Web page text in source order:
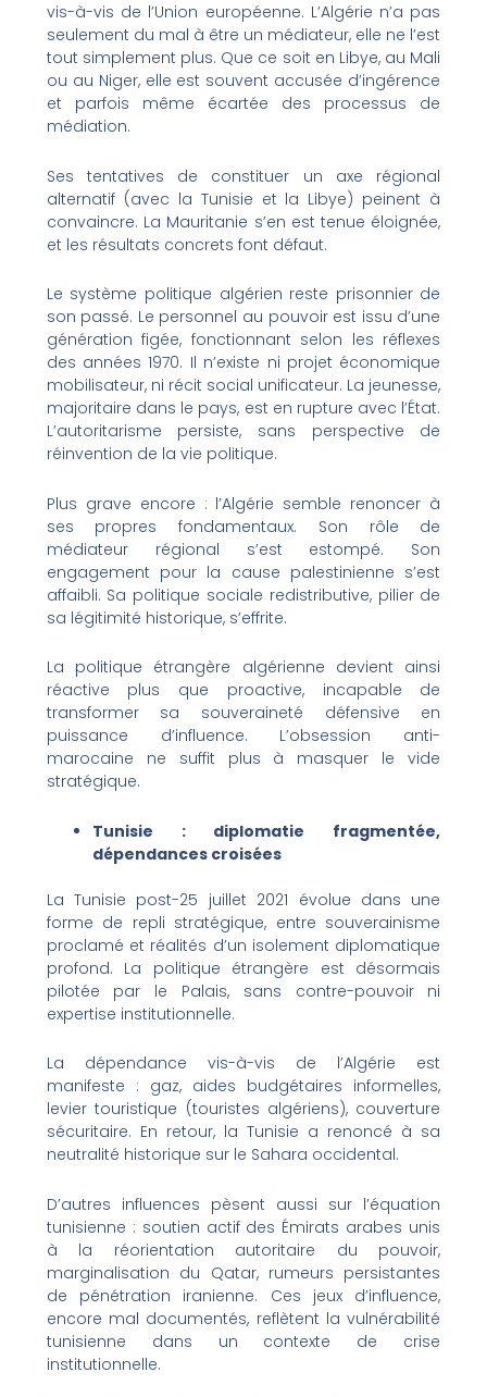
vis-à-vis de l’Union européenne. L’Algérie n’a pas
seulement du mal à être un médiateur, elle ne l’est
tout simplement plus. Que ce soit en Libye, au Mali
ou au Niger, elle est souvent accusée d’ingérence
et parfois même écartée des processus de
médiation.
Ses tentatives de constituer un axe régional
alternatif (avec la Tunisie et la Libye) peinent à
convaincre. La Mauritanie s’en est tenue éloignée,
et les résultats concrets font défaut.
Le système politique algérien reste prisonnier de
son passé. Le personnel au pouvoir est issu d’une
génération figée, fonctionnant selon les réflexes
des années 1970. Il n’existe ni projet économique
mobilisateur, ni récit social unificateur. La jeunesse,
majoritaire dans le pays, est en rupture avec l’État.
L’autoritarisme persiste, sans perspective de
réinvention de la vie politique.
Plus grave encore : l’Algérie semble renoncer à
ses propres fondamentaux. Son rôle de
médiateur régional s’est estompé. Son
engagement pour la cause palestinienne s’est
affaibli. Sa politique sociale redistributive, pilier de
sa légitimité historique, s’effrite.
La politique étrangère algérienne devient ainsi
réactive plus que proactive, incapable de
transformer sa souveraineté défensive en
puissance d’influence. L’obsession anti-
marocaine ne suffit plus à masquer le vide
stratégique.
Tunisie : diplomatie fragmentée,
dépendances croisées
La Tunisie post-25 juillet 2021 évolue dans une
forme de repli stratégique, entre souverainisme
proclamé et réalités d’un isolement diplomatique
profond. La politique étrangère est désormais
pilotée par le Palais, sans contre-pouvoir ni
expertise institutionnelle.
La dépendance vis-à-vis de l’Algérie est
manifeste : gaz, aides budgétaires informelles,
levier touristique (touristes algériens), couverture
sécuritaire. En retour, la Tunisie a renoncé à sa
neutralité historique sur le Sahara occidental.
D’autres influences pèsent aussi sur l’équation
tunisienne : soutien actif des Émirats arabes unis
à la réorientation autoritaire du pouvoir,
marginalisation du Qatar, rumeurs persistantes
de pénétration iranienne. Ces jeux d’influence,
encore mal documentés, reflètent la vulnérabilité
tunisienne dans un contexte de crise
institutionnelle.